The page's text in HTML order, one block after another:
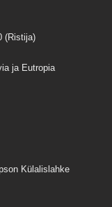
(Ristija)
ja Eutropia
Külalislahke